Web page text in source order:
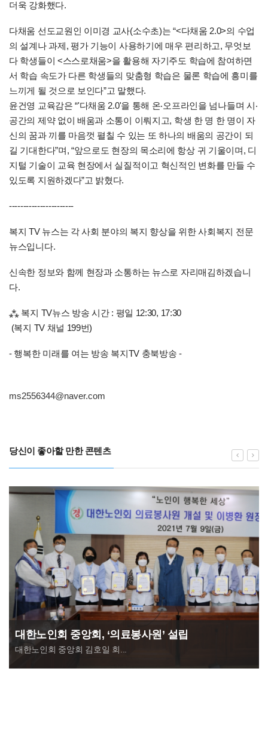
더욱 강화했다.
다채움 선도교원인 이미경 교사(소수초)는 “<다채움 2.0>의 수업
의 설계나 과제, 평가 기능이 사용하기에 매우 편리하고, 무엇보
다 학생들이 <스스로채움>을 활용해 자기주도 학습에 참여하면
서 학습 속도가 다른 학생들의 맞춤형 학습은 물론 학습에 흥미를
느끼게 될 것으로 보인다”고 말했다.
윤건영 교육감은 “'다채움 2.0'을 통해 온‧오프라인을 넘나들며 시‧
공간의 제약 없이 배움과 소통이 이뤄지고, 학생 한 명 한 명이 자
신의 꿈과 끼를 마음껏 펼칠 수 있는 또 하나의 배움의 공간이 되
길 기대한다”며, “앞으로도 현장의 목소리에 항상 귀 기울이며, 디
지털 기술이 교육 현장에서 실질적이고 혁신적인 변화를 만들 수
있도록 지원하겠다”고 밝혔다.
-----------------------
복지 TV 뉴스는 각 사회 분야의 복지 향상을 위한 사회복지 전문
뉴스입니다.
신속한 정보와 함께 현장과 소통하는 뉴스로 자리매김하겠습니
다.
⁂ 복지 TV뉴스 방송 시간 : 평일 12:30, 17:30
(복지 TV 채널 199번)
- 행복한 미래를 여는 방송 복지TV 충북방송 -
ms2556344@naver.com
당신이 좋아할 만한 콘텐츠
대한노인회 중앙회, ‘의료봉사원’ 설립
대한노인회 중앙회 김호일 회...